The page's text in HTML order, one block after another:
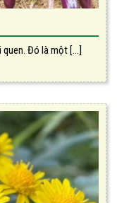
Đó là một [...]